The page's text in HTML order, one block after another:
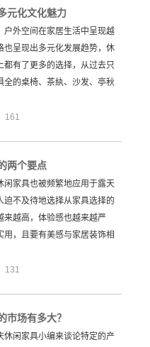
元化文化魅力
户外空间在家居生活中呈现越
也呈现出多元化发展趋势，休
有了更多的选择，从过去只
的桌椅、茶紈、沙发、亭秋
161
两个要点
闲家具也被频繁地应用于露天
迫不及待地选择从家具选择的
来越高，体验感也越来越严
，且要有美感与家居装饰相
131
市场有多大？
闲家具小编来谈论特定的产